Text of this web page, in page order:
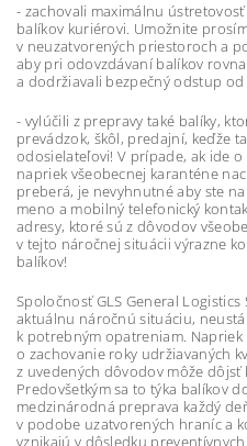
- zachovali maximálnu
balíkov kuriérovi. Umožnite
v neuzatvorených priestoroch a
aby pri odovzdávaní balíkov
a dodržiavali bezpečný odstup od
- vylúčili z prepravy také balíky,
prevádzok, škôl, predajní, keďže
odosielateľovi! V prípade, ak ide
napriek všeobecnej karanténe
preberá, je nevyhnutné aby ste
meno a mobilný telefonický
adresy, ktoré sú z dôvodov
v tejto náročnej situácii výrazne
balíkov!
Spoločnosť GLS General Logistics
aktuálnu náročnú situáciu,
k potrebným opatreniam.
o zachovanie roky udržiavaných
z uvedených dôvodov môže
Predovšetkým sa to týka balíkov
medzinárodná preprava každý
v podobe uzatvorených hraníc a
vznikajú v dôsledku